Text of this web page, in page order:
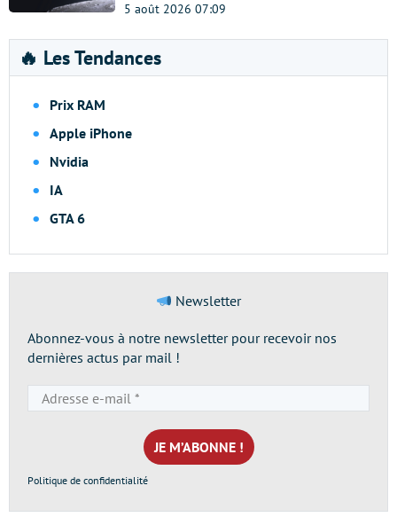
5 août 2026 07:09
🔥 Les Tendances
Prix RAM
Apple iPhone
Nvidia
IA
GTA 6
Newsletter
Abonnez-vous à notre newsletter pour recevoir nos
dernières actus par mail !
e-
mail
*
Politique de confidentialité